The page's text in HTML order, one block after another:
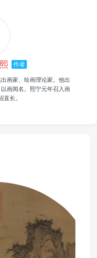
作者
画家、绘画理论家。他出
画闻名。熙宁元年召入画
长。